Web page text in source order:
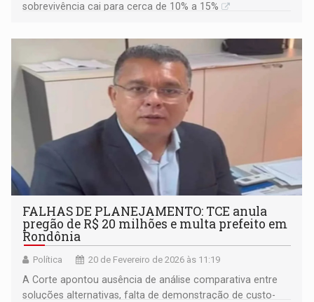
sobrevivência cai para cerca de 10% a 15%
FALHAS DE PLANEJAMENTO: TCE anula
pregão de R$ 20 milhões e multa prefeito em
Rondônia
Política 20 de Fevereiro de 2026 às 11:19
A Corte apontou ausência de análise comparativa entre
soluções alternativas, falta de demonstração de custo-